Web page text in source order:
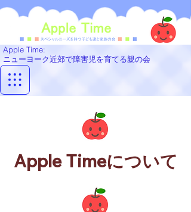
Apple Time​:
ニューヨーク近郊で障害児を育てる親の会
​Apple Timeについて